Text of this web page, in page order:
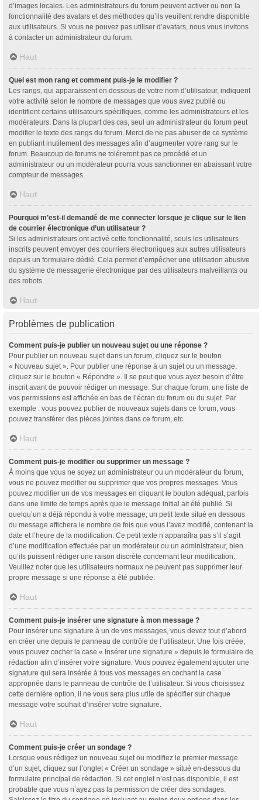
d’images locales. Les administrateurs du forum peuvent activer ou non la
fonctionnalité des avatars et des méthodes qu’ils veuillent rendre disponible
aux utilisateurs. Si vous ne pouvez pas utiliser d’avatars, nous vous invitons
à contacter un administrateur du forum.
Haut
Quel est mon rang et comment puis-je le modifier ?
Les rangs, qui apparaissent en dessous de votre nom d’utilisateur, indiquent
votre activité selon le nombre de messages que vous avez publié ou
identifient certains utilisateurs spécifiques, comme les administrateurs et les
modérateurs. Dans la plupart des cas, seul un administrateur du forum peut
modifier le texte des rangs du forum. Merci de ne pas abuser de ce système
en publiant inutilement des messages afin d’augmenter votre rang sur le
forum. Beaucoup de forums ne toléreront pas ce procédé et un
administrateur ou un modérateur pourra vous sanctionner en abaissant votre
compteur de messages.
Haut
Pourquoi m’est-il demandé de me connecter lorsque je clique sur le lien
de courrier électronique d’un utilisateur ?
Si les administrateurs ont activé cette fonctionnalité, seuls les utilisateurs
inscrits peuvent envoyer des courriers électroniques aux autres utilisateurs
depuis un formulaire dédié. Cela permet d’empêcher une utilisation abusive
du système de messagerie électronique par des utilisateurs malveillants ou
des robots.
Haut
Problèmes de publication
Comment puis-je publier un nouveau sujet ou une réponse ?
Pour publier un nouveau sujet dans un forum, cliquez sur le bouton
« Nouveau sujet ». Pour publier une réponse à un sujet ou un message,
cliquez sur le bouton « Répondre ». Il se peut que vous ayez besoin d’être
inscrit avant de pouvoir rédiger un message. Sur chaque forum, une liste de
vos permissions est affichée en bas de l’écran du forum ou du sujet. Par
exemple : vous pouvez publier de nouveaux sujets dans ce forum, vous
pouvez transférer des pièces jointes dans ce forum, etc.
Haut
Comment puis-je modifier ou supprimer un message ?
À moins que vous ne soyez un administrateur ou un modérateur du forum,
vous ne pouvez modifier ou supprimer que vos propres messages. Vous
pouvez modifier un de vos messages en cliquant le bouton adéquat, parfois
dans une limite de temps après que le message initial ait été publié. Si
quelqu’un a déjà répondu à votre message, un petit texte situé en dessous
du message affichera le nombre de fois que vous l’avez modifié, contenant la
date et l’heure de la modification. Ce petit texte n’apparaîtra pas s’il s’agit
d’une modification effectuée par un modérateur ou un administrateur, bien
qu’ils puissent rédiger une raison discrète concernant leur modification.
Veuillez noter que les utilisateurs normaux ne peuvent pas supprimer leur
propre message si une réponse a été publiée.
Haut
Comment puis-je insérer une signature à mon message ?
Pour insérer une signature à un de vos messages, vous devez tout d’abord
en créer une depuis le panneau de contrôle de l’utilisateur. Une fois créée,
vous pouvez cocher la case « Insérer une signature » depuis le formulaire de
rédaction afin d’insérer votre signature. Vous pouvez également ajouter une
signature qui sera insérée à tous vos messages en cochant la case
appropriée dans le panneau de contrôle de l’utilisateur. Si vous choisissez
cette dernière option, il ne vous sera plus utile de spécifier sur chaque
message votre souhait d’insérer votre signature.
Haut
Comment puis-je créer un sondage ?
Lorsque vous rédigez un nouveau sujet ou modifiez le premier message
d’un sujet, cliquez sur l’onglet « Créer un sondage » situé en-dessous du
formulaire principal de rédaction. Si cet onglet n’est pas disponible, il est
probable que vous n’ayez pas la permission de créer des sondages.